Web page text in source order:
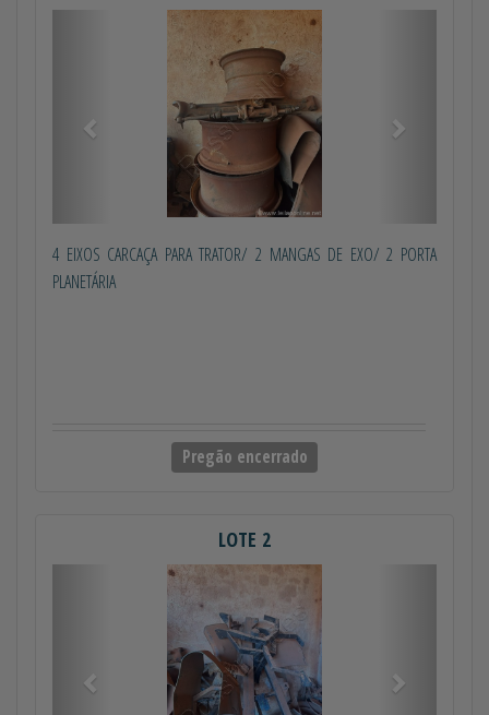
4 EIXOS CARCAÇA PARA TRATOR/ 2 MANGAS DE EXO/ 2 PORTA
PLANETÁRIA
Pregão encerrado
LOTE 2